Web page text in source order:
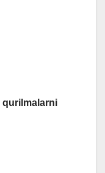
qurilmalarni